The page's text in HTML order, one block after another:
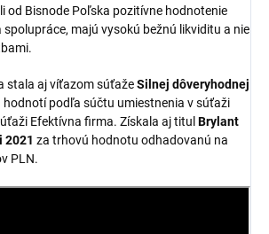
od Bisnode Poľska pozitívne hodnotenie
majú vysokú bežnú likviditu a nie
stala aj víťazom súťažeSilnej dôveryhodnej
hodnotí podľa súčtu umiestnenia v súťaži
Efektívna firma. Získala aj titul Brylant
2021 za trhovú hodnotu odhadovanú na
PLN.